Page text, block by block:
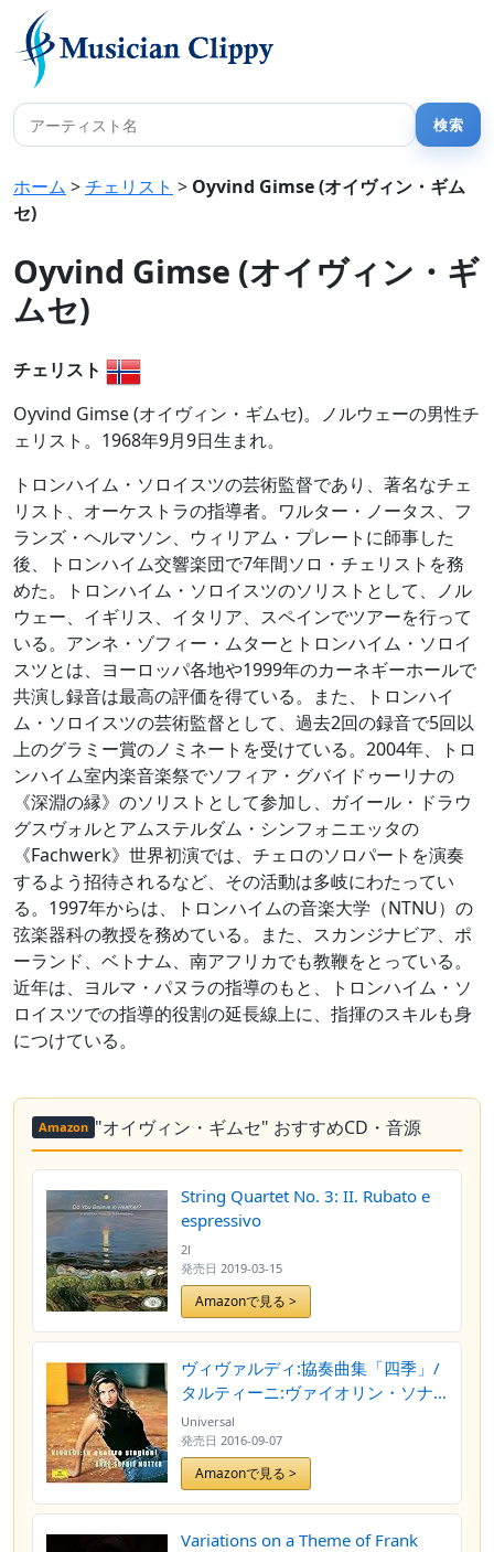
ホーム >チェリスト > Oyvind Gimse (オイヴィン・ギム
セ)
Oyvind Gimse (オイヴィン・ギ
ムセ)
チェリスト
Oyvind Gimse (オイヴィン・ギムセ)。ノルウェーの男性チ
ェリスト。1968年9月9日生まれ。
トロンハイム・ソロイスツの芸術監督であり、著名なチェ
リスト、オーケストラの指導者。ワルター・ノータス、フ
ランズ・ヘルマソン、ウィリアム・プレートに師事した
後、トロンハイム交響楽団で7年間ソロ・チェリストを務
めた。トロンハイム・ソロイスツのソリストとして、ノル
ウェー、イギリス、イタリア、スペインでツアーを行って
いる。アンネ・ゾフィー・ムターとトロンハイム・ソロイ
スツとは、ヨーロッパ各地や1999年のカーネギーホールで
共演し録音は最高の評価を得ている。また、トロンハイ
ム・ソロイスツの芸術監督として、過去2回の録音で5回以
上のグラミー賞のノミネートを受けている。2004年、トロ
ンハイム室内楽音楽祭でソフィア・グバイドゥーリナの
《深淵の縁》のソリストとして参加し、ガイール・ドラウ
グスヴォルとアムステルダム・シンフォニエッタの
《Fachwerk》世界初演では、チェロのソロパートを演奏
するよう招待されるなど、その活動は多岐にわたってい
る。1997年からは、トロンハイムの音楽大学（NTNU）の
弦楽器科の教授を務めている。また、スカンジナビア、ポ
ーランド、ベトナム、南アフリカでも教鞭をとっている。
近年は、ヨルマ・パヌラの指導のもと、トロンハイム・ソ
ロイスツでの指導的役割の延長線上に、指揮のスキルも身
につけている。
Amazon "オイヴィン・ギムセ" おすすめCD・音源
String Quartet No. 3: II. Rubato e
espressivo
2l
発売日 2019-03-15
Amazonで見る >
ヴィヴァルディ:協奏曲集「四季」/
タルティーニ:ヴァイオリン・ソナ
タ「悪魔のトリル」
Universal
発売日 2016-09-07
Amazonで見る >
Variations on a Theme of Frank